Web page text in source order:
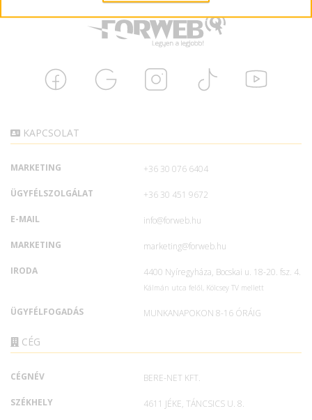
KAPCSOLAT
MARKETING +36 30 076 6404
ÜGYFÉLSZOLGÁLAT +36 30 451 9672
E-MAIL info@forweb.hu
MARKETING marketing@forweb.hu
IRODA 4400 Nyíregyháza, Bocskai u. 18-20. fsz. 4.
Kálmán utca felől, Kölcsey TV mellett
ÜGYFÉLFOGADÁS MUNKANAPOKON 8-16 ÓRÁIG
CÉG
CÉGNÉV BERE-NET KFT.
SZÉKHELY 4611 JÉKE, TÁNCSICS U. 8.